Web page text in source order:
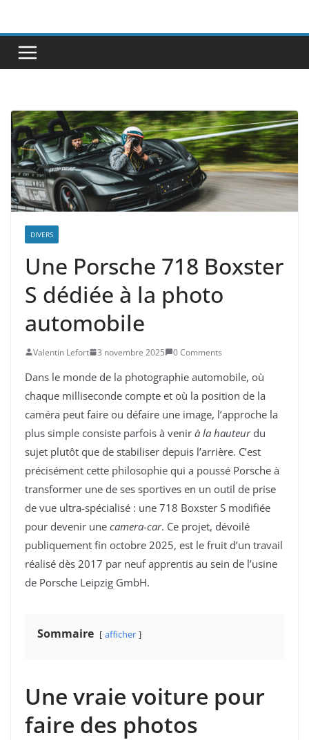
contenu
DIVERS
Une Porsche 718 Boxster
S dédiée à la photo
automobile
Valentin Lefort 3 novembre 2025 0 Comments
Dans le monde de la photographie automobile, où
chaque milliseconde compte et où la position de la
caméra peut faire ou défaire une image, l’approche la
plus simple consiste parfois à venir à la hauteurdu
sujet plutôt que de stabiliser depuis l’arrière. C’est
précisément cette philosophie qui a poussé Porsche à
transformer une de ses sportives en un outil de prise
de vue ultra-spécialisé : une 718 Boxster S modifiée
pour devenir une camera-car. Ce projet, dévoilé
publiquement fin octobre 2025, est le fruit d’un travail
réalisé dès 2017 par neuf apprentis au sein de l’usine
de Porsche Leipzig GmbH.
Sommaire afficher
Une vraie voiture pour
faire des photos